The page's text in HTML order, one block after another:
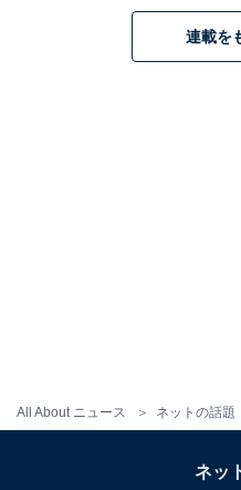
All About ニュース ネットの話題
連載を
ネッ